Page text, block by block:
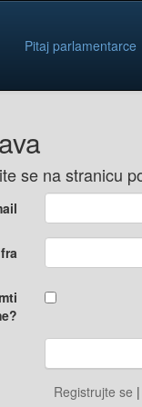
Pitaj parlamentarce
se na stranicu
Registrujte se |